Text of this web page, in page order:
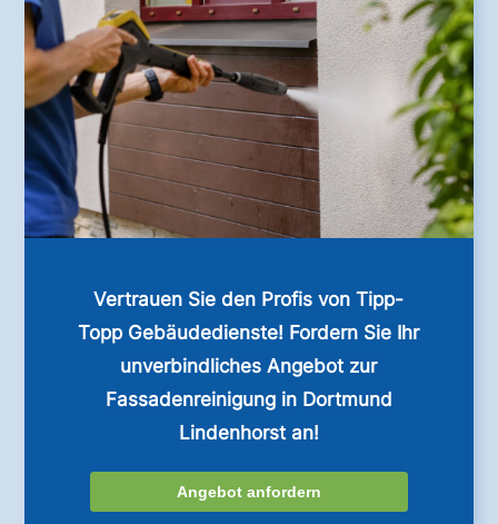
Vertrauen Sie den Profis von Tipp-
Topp Gebäudedienste! Fordern Sie Ihr
unverbindliches Angebot zur
Fassadenreinigung in Dortmund
Lindenhorst an!
Angebot anfordern